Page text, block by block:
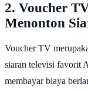
2. Voucher
Menonton
Voucher TV
siaran televisi favorit
membayar biaya